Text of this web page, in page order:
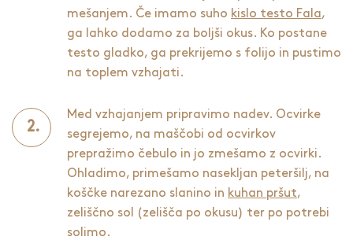
mešanjem. Če imamo suho kislo testo Fala,
ga lahko dodamo za boljši okus. Ko postane
testo gladko, ga prekrijemo s folijo in pustimo
na toplem vzhajati.
Med vzhajanjem pripravimo nadev. Ocvirke
segrejemo, na maščobi od ocvirkov
prepražimo čebulo in jo zmešamo z ocvirki.
Ohladimo, primešamo nasekljan peteršilj, na
koščke narezano slanino in kuhan pršut,
zeliščno sol (zelišča po okusu) ter po potrebi
solimo.